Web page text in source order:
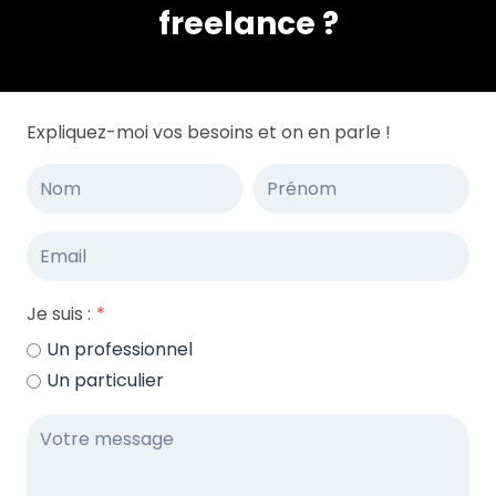
freelance ?
Expliquez-moi vos besoins et on en parle !
Je suis : *
Un professionnel
Un particulier